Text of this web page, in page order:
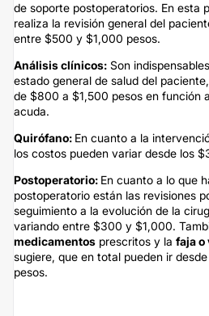
de soporte postoperatorios. En esta
realiza la revisión general del
entre $500 y $1,000 pesos.
Análisis clínicos: Son
estado general de salud del
de $800 a $1,500 pesos en función
acuda.
Quirófano: En cuanto a la
los costos pueden variar desde los
Postoperatorio: En cuanto a lo que
postoperatorio están las revisiones
seguimiento a la evolución de la
variando entre $300 y $1,000.
medicamentos prescritos y la faja o
sugiere, que en total pueden ir
pesos.